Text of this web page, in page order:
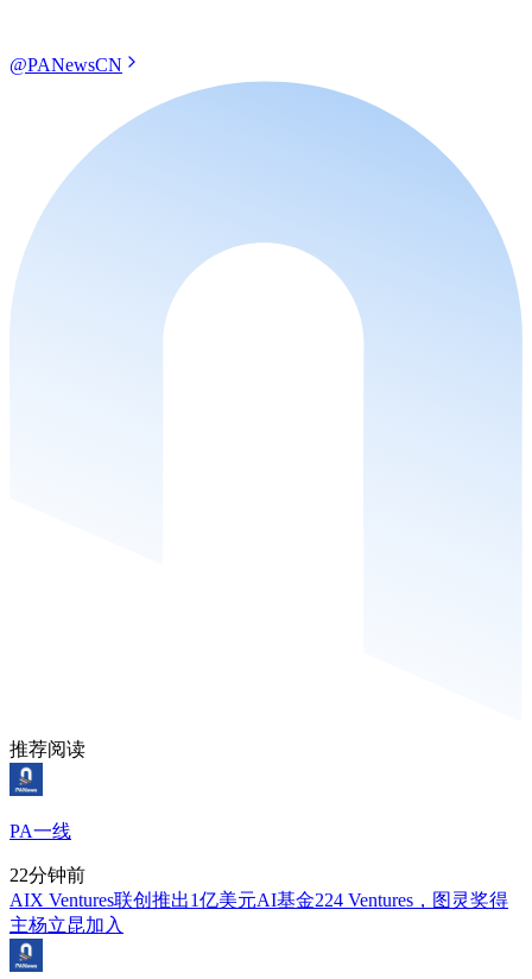
@PANewsCN
推荐阅读
PA一线
22分钟前
AIX Ventures联创推出1亿美元AI基金224 Ventures，图灵奖得
主杨立昆加入